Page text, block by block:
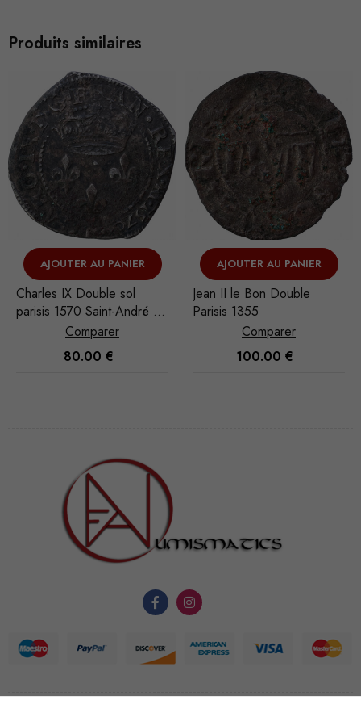
Produits similaires
AJOUTER AU PANIER
Jean II le Bon Double
Parisis 1355
Comparer
100.00
VENDU
VOIR L'ARTICLE
Charles VI Blanc guénard
1411 Saint-Quentin
Comparer
50.00€
Nécessaire
Ces cookies
Statistiques
et la